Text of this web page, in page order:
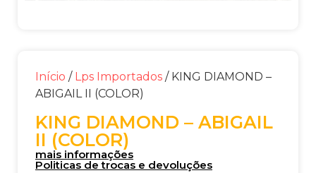
Início / Lps Importados / KING DIAMOND –
ABIGAIL II (COLOR)
KING DIAMOND – ABIGAIL
II (COLOR)
mais informações
Politicas de trocas e devoluções